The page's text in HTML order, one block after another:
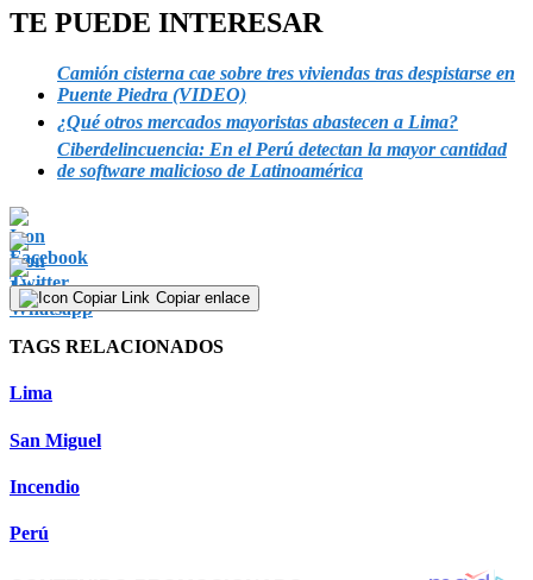
TE PUEDE INTERESAR
Camión cisterna cae sobre tres viviendas tras despistarse en
Puente Piedra (VIDEO)
¿Qué otros mercados mayoristas abastecen a Lima?
Ciberdelincuencia: En el Perú detectan la mayor cantidad
de software malicioso de Latinoamérica
Copiar enlace
TAGS RELACIONADOS
Lima
San Miguel
Incendio
Perú